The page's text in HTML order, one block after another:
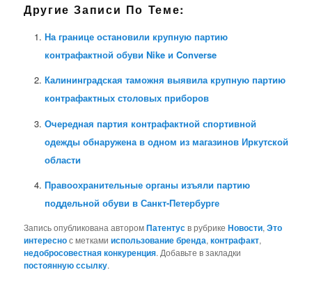
Другие Записи По Теме:
На границе остановили крупную партию
контрафактной обуви Nike и Converse
Калининградская таможня выявила крупную партию
контрафактных столовых приборов
Очередная партия контрафактной спортивной
одежды обнаружена в одном из магазинов Иркутской
области
Правоохранительные органы изъяли партию
поддельной обуви в Санкт-Петербурге
Запись опубликована авторомПатентусв рубрикеНовости,Это
интереснос меткамииспользование бренда,контрафакт,
недобросовестная конкуренция. Добавьте в закладки
постоянную ссылку.